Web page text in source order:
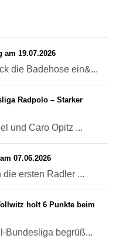
19.07.2026
die Badehose ein&...
Radpolo – Starker
und Caro Opitz ...
07.06.2026
die ersten Radler ...
holt 6 Punkte beim
Bundesliga begrüß...